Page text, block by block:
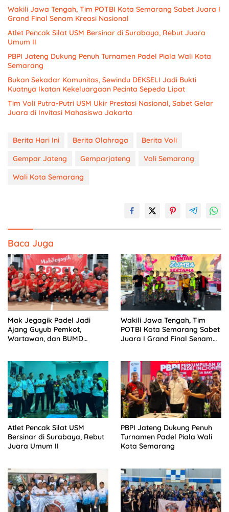
Wakili Jawa Tengah, Tim POTBI Kota Semarang Sabet Juara I
Grand Final Senam Kreasi Nasional
Atlet Pencak Silat USM Bersinar di Surabaya, Rebut Juara
Umum II
PBPI Jateng Dukung Penuh Turnamen Padel Piala Wali Kota
Semarang
Bukan Sekadar Komunitas, Sewindu DEKSELI Jadi Bukti
Kuatnya Ikatan Kekeluargaan Pecinta Sepeda Lipat
Tim Voli Putra-Putri USM Ukir Prestasi Nasional, Sabet Gelar
Juara di Invitasi Mahasiswa Jakarta
Berita Hari Ini Berita Olahraga
Berita Voli
Gempar Jateng
Gemparjateng
Voli Semarang
Wali Kota Semarang
Baca Juga
Mak Jegagik Padel Jadi
Ajang Guyub Pemkot,
Wartawan, dan BUMD
Wakili Jawa Tengah, Tim
POTBI Kota Semarang Sabet
Juara I Grand Final Senam
Atlet Pencak Silat USM
Bersinar di Surabaya, Rebut
Juara Umum II
PBPI Jateng Dukung Penuh
Turnamen Padel Piala Wali
Kota Semarang